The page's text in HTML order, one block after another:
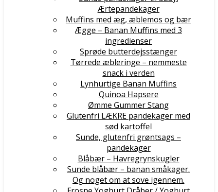
Ærtepandekager
Muffins med æg, æblemos og bær
Ægge – Banan Muffins med 3
ingredienser
Sprøde butterdejsstænger
Tørrede æbleringe – nemmeste
snack i verden
Lynhurtige Banan Muffins
Quinoa Hapsere
Ømme Gummer Stang
Glutenfri LÆKRE pandekager med
sød kartoffel
Sunde, glutenfri grøntsags –
pandekager
Blåbær – Havregrynskugler
Sunde blåbær – banan småkager.
Og noget om at sove igennem.